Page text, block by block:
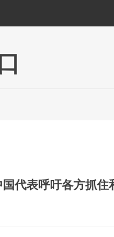
代表呼吁各方抓住